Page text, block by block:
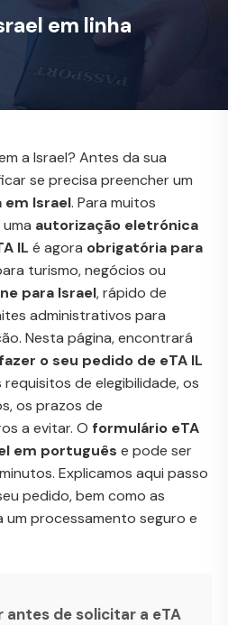
em linha
a Israel? Antes da sua
se precisa preencher um
Israel. Para muitos
autorização eletrónica
IL é agora obrigatória para
turismo, negócios ou
para Israel, rápido de
administrativos para
Nesta página, encontrará
fazer o seu pedido de eTA IL
de elegibilidade, os
os prazos de
a evitar. O formulário eTA
em português e pode ser
Explicamos aqui passo
pedido, bem como as
processamento seguro e
antes de solicitar a eTA